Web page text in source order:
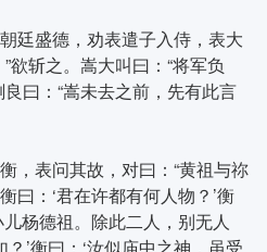
盛德，劝表遣子入侍，表大
欲斩之。嵩大叫曰：“将军负
曰：“嵩未去之前，先有此言
表问其故，对曰：“黄祖与祢
曰：‘君在许都有何人物？’衡
杨德祖。除此二人，别无人